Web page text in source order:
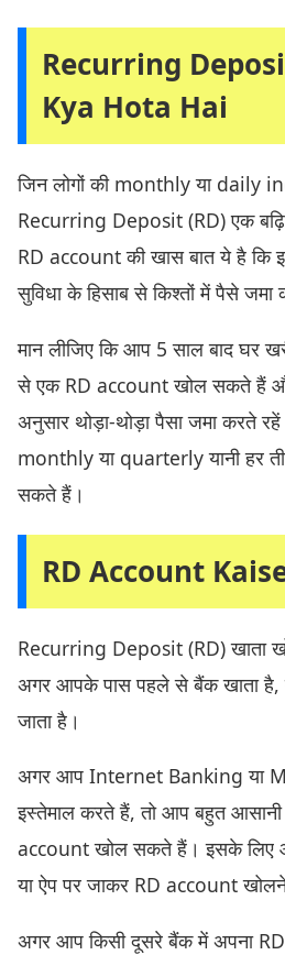
Recurring
Kya Hota Hai
जिन लोगों की monthly या daily
Recurring Deposit (RD) एक
RD account की खास बात ये है कि
सुविधा के हिसाब से किश्तों में पैसे
मान लीजिए कि आप 5 साल बाद घर
से एक RD account खोल सकते हैं
अनुसार थोड़ा-थोड़ा पैसा जमा करते
monthly या quarterly यानी हर
सकते हैं।
RD Account
Recurring Deposit (RD) खाता
अगर आपके पास पहले से बैंक खाता है,
जाता है।
अगर आप Internet Banking या
इस्तेमाल करते हैं, तो आप बहुत
account खोल सकते हैं। इसके लिए
या ऐप पर जाकर RD account
अगर आप किसी दूसरे बैंक में अपना